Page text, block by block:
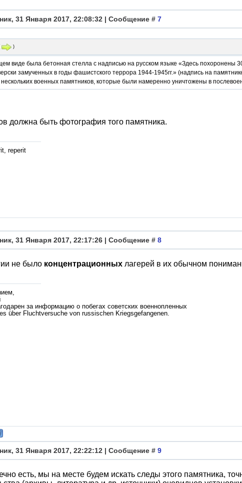
31 Января 2017, 22:08:32 | Сообщение # 7
)
виде была бетонная стелла с надписью на русском языке «Здесь похоронены
замученных в годы фашистского террора 1944-1945гг.» (надпись на
военных памятников, которые были намеренно уничтожены в
должна быть фотография того памятника.
reperit
31 Января 2017, 22:17:26 | Сообщение # 8
не было концентрационных лагерей в их обычном
за информацию о побегах советских военнопленных
über Fluchtversuche von russischen Kriegsgefangenen.
31 Января 2017, 22:22:12 | Сообщение # 9
есть, мы на месте будем искать следы этого памятника,